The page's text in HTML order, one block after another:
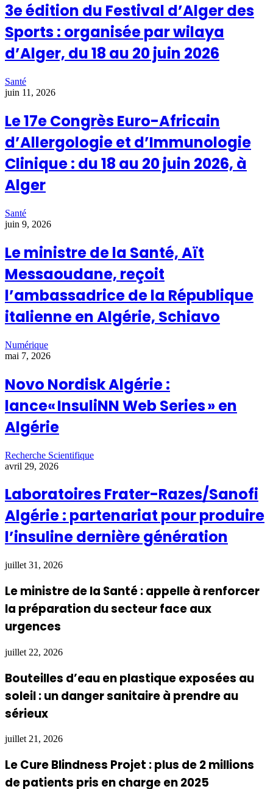
3e édition du Festival d’Alger des
Sports : organisée par wilaya
d’Alger, du 18 au 20 juin 2026
Santé
juin 11, 2026
Le 17e Congrès Euro-Africain
d’Allergologie et d’Immunologie
Clinique : du 18 au 20 juin 2026, à
Alger
Santé
juin 9, 2026
Le ministre de la Santé, Aït
Messaoudane, reçoit
l’ambassadrice de la République
italienne en Algérie, Schiavo
Numérique
mai 7, 2026
Novo Nordisk Algérie :
lance« InsuliNN Web Series » en
Algérie
Recherche Scientifique
avril 29, 2026
Laboratoires Frater-Razes/Sanofi
Algérie : partenariat pour produire
l’insuline dernière génération
juillet 31, 2026
Le ministre de la Santé : appelle à renforcer
la préparation du secteur face aux
urgences
juillet 22, 2026
Bouteilles d’eau en plastique exposées au
soleil : un danger sanitaire à prendre au
sérieux
juillet 21, 2026
Le Cure Blindness Projet : plus de 2 millions
de patients pris en charge en 2025